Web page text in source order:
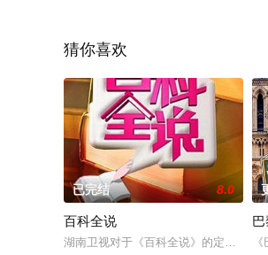
猜你喜欢
已完结 8.0
百科全说
湖南卫视对于《百科全说》的定位是“
巴